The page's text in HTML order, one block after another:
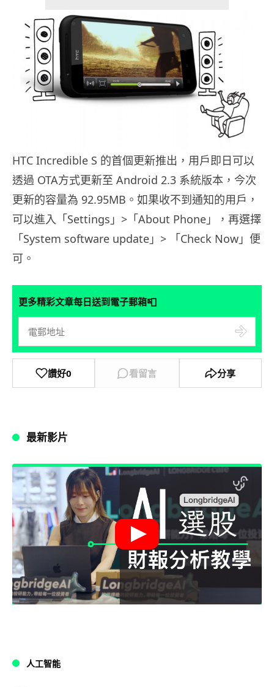
HTC Incredible S 的首個更新推出，用戶即日可以
透過 OTA方式更新至 Android 2.3 系統版本，今次
更新的容量為 92.95MB。如果收不到通知的用戶，
可以進入「Settings」>「About Phone」，再選擇
「System software update」> 「Check Now」便
可。
更多精彩文章每日送到電子郵箱📮
讚好0 看留言 分享
最新影片
人工智能